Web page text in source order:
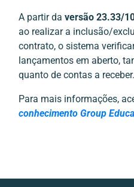
A partir da versão 23.33/
ao realizar a inclusão/
contrato, o sistema
lançamentos em aberto,
quanto de contas a receber.
Para mais informações,
conhecimento Group